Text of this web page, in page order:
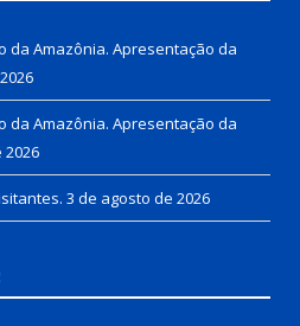
da Amazônia. Apresentação da
da Amazônia. Apresentação da
2026
3 de agosto de 2026